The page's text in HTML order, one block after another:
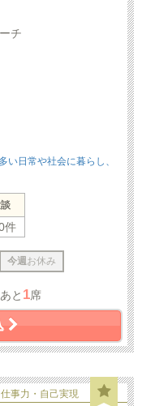
チ
い日常や社会に暮らし、
件
今週 お休み
と 1席
仕事力・自己実現